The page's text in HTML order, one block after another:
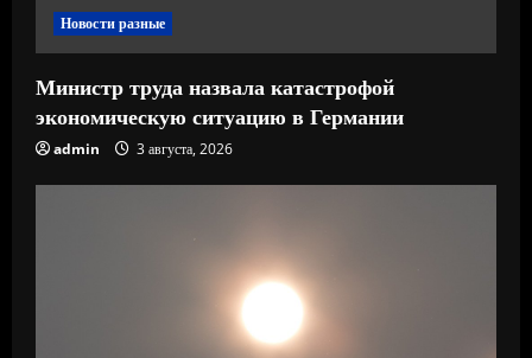
Новости разные
Министр труда назвала катастрофой
экономическую ситуацию в Германии
admin 3 августа, 2026